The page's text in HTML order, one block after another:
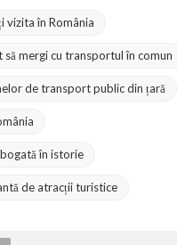
vizita în România
să mergi cu transportul în comun
de transport public din țară
în istorie
de atracții turistice